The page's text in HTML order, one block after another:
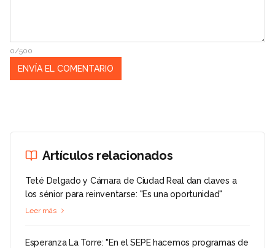
0/500
Artículos relacionados
Teté Delgado y Cámara de Ciudad Real dan claves a
los sénior para reinventarse: "Es una oportunidad"
Leer más
Esperanza La Torre: "En el SEPE hacemos programas de